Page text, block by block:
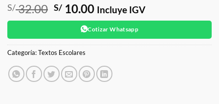
S/32.00 El
precio
original
era:
S/ 32.00.
S/ 10.00El
precio
actual
es:
Incluye IGV
Cotizar Whatsapp
Categoría:Textos Escolares